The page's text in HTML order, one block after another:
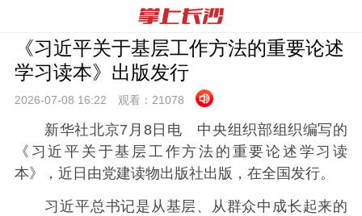
《习近平关于基层工作方法的重要论述
学习读本》出版发行
2026-07-08 16:22 观看： 21078
新华社北京7月8日电 中央组织部组织编写的
《习近平关于基层工作方法的重要论述学习读
本》，近日由党建读物出版社出版，在全国发行。
习近平总书记是从基层、从群众中成长起来的